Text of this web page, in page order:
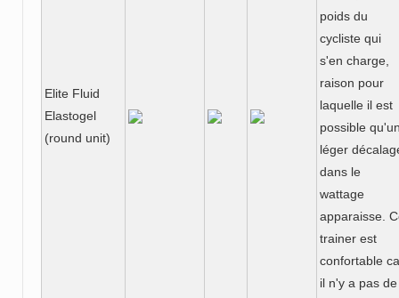
Elite Fluid
Elastogel
(round unit)
poids du
cycliste qui
s'en charge,
raison pour
laquelle il est
possible
léger
dans le
wattage
apparaisse.
trainer est
confortable
il n'y a pas de